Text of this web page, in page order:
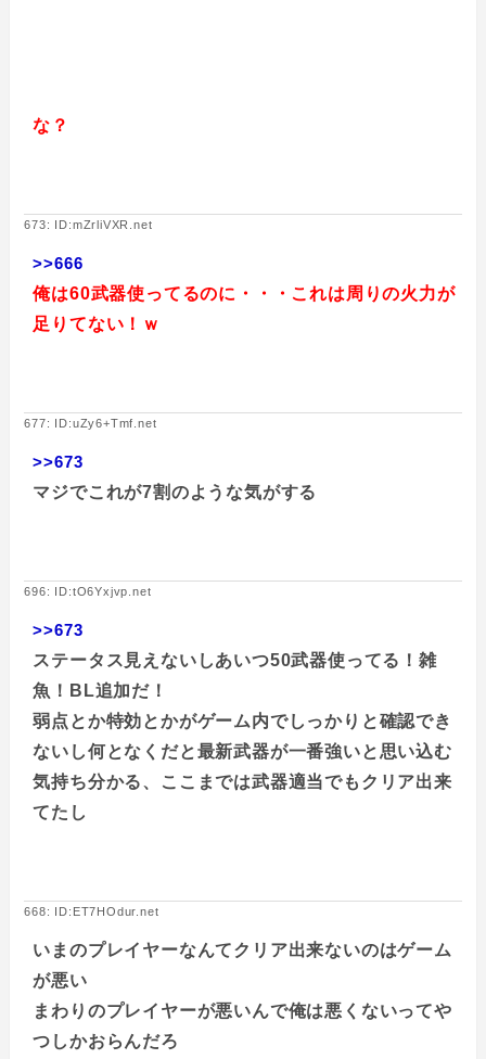
な？
673: ID:mZrliVXR.net
>>666
俺は60武器使ってるのに・・・これは周りの火力が
足りてない！ｗ
677: ID:uZy6+Tmf.net
>>673
マジでこれが7割のような気がする
696: ID:tO6Yxjvp.net
>>673
ステータス見えないしあいつ50武器使ってる！雑
魚！BL追加だ！
弱点とか特効とかがゲーム内でしっかりと確認でき
ないし何となくだと最新武器が一番強いと思い込む
気持ち分かる、ここまでは武器適当でもクリア出来
てたし
668: ID:ET7HOdur.net
いまのプレイヤーなんてクリア出来ないのはゲーム
が悪い
まわりのプレイヤーが悪いんで俺は悪くないってや
つしかおらんだろ